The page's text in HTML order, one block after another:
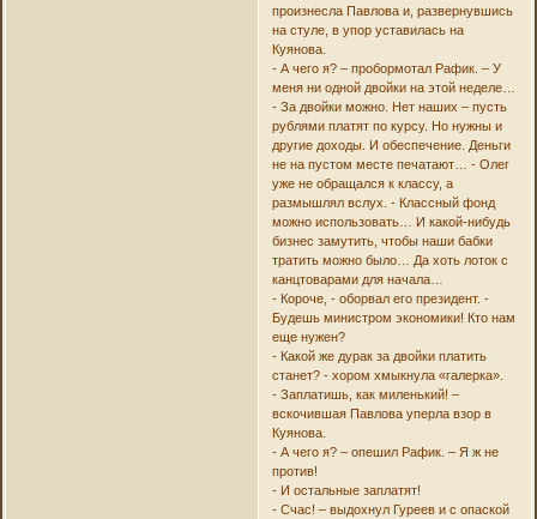
произнесла Павлова и, развернувшись
на стуле, в упор уставилась на
Куянова.
- А чего я? – пробормотал Рафик. – У
меня ни одной двойки на этой неделе…
- За двойки можно. Нет наших – пусть
рублями платят по курсу. Но нужны и
другие доходы. И обеспечение. Деньги
не на пустом месте печатают… - Олег
уже не обращался к классу, а
размышлял вслух. - Классный фонд
можно использовать… И какой-нибудь
бизнес замутить, чтобы наши бабки
тратить можно было… Да хоть лоток с
канцтоварами для начала…
- Короче, - оборвал его президент. -
Будешь министром экономики! Кто нам
еще нужен?
- Какой же дурак за двойки платить
станет? - хором хмыкнула «галерка».
- Заплатишь, как миленький! –
вскочившая Павлова уперла взор в
Куянова.
- А чего я? – опешил Рафик. – Я ж не
против!
- И остальные заплатят!
- Счас! – выдохнул Гуреев и с опаской